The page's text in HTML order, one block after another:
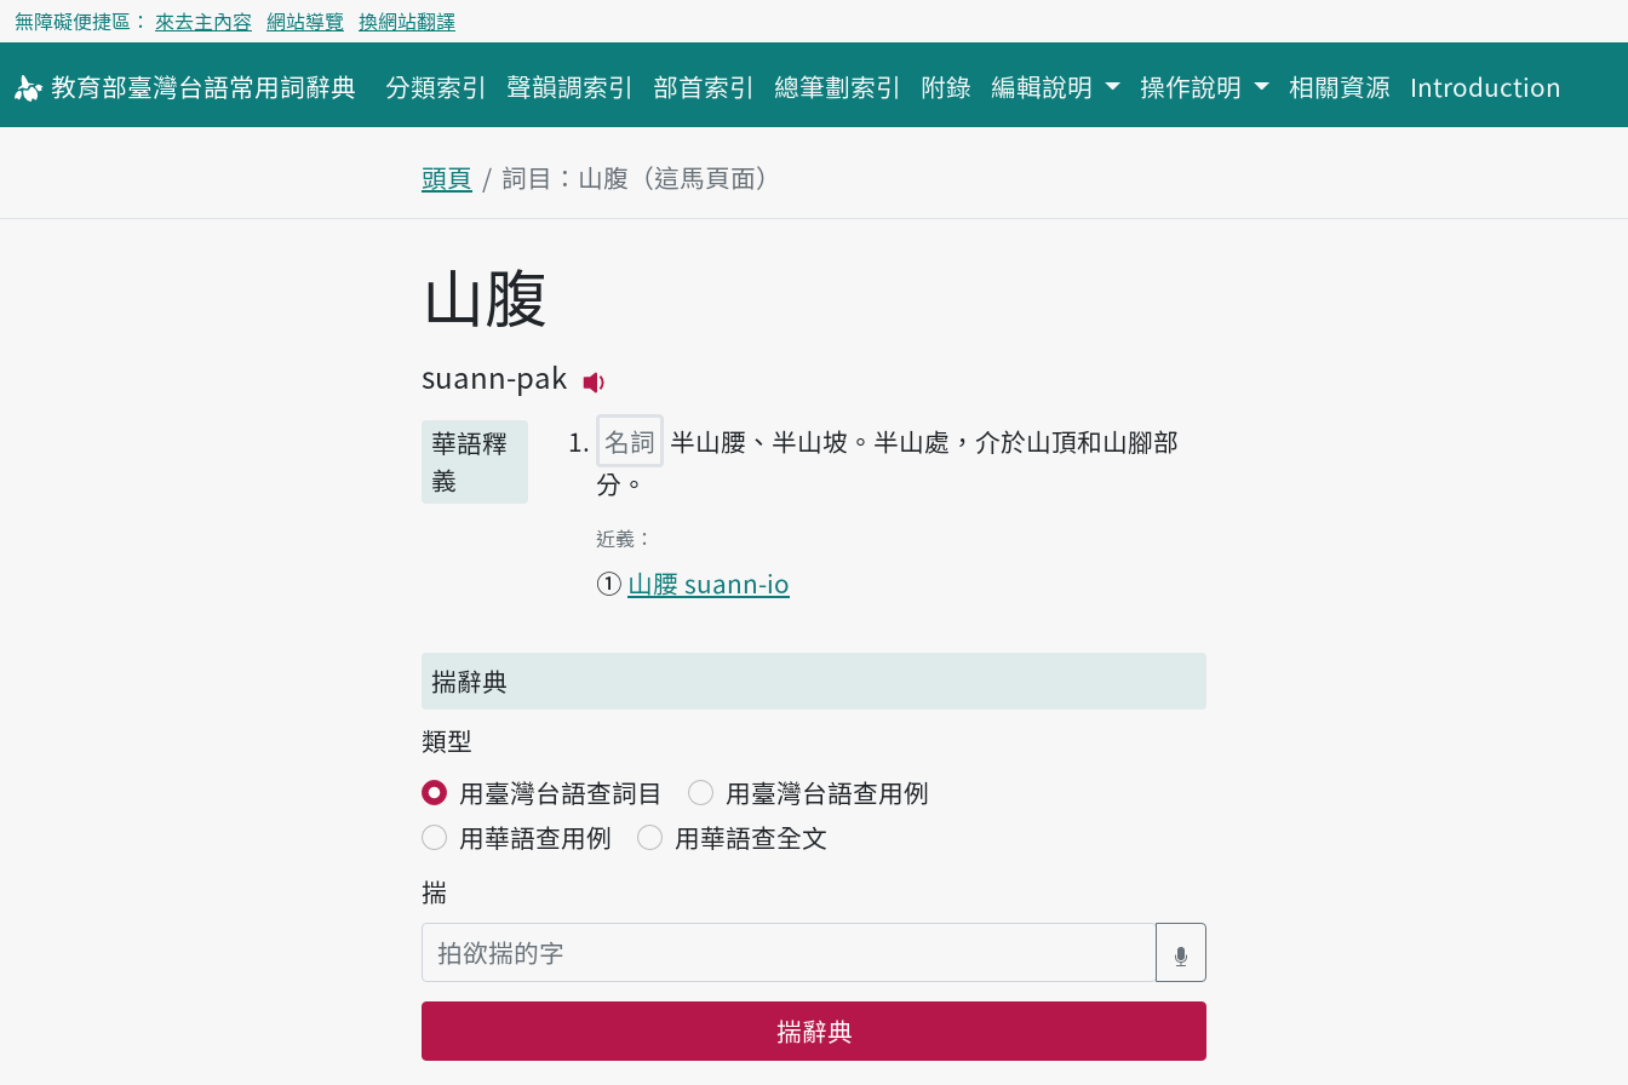
無障礙便捷區： 來去主內容 網站導覽 換網站翻譯
教育部臺灣台語常用詞辭典 分類索引 聲韻調索引 部首索引 總筆劃索引 附錄 編輯說明 操作說明 相關資源 Introduction
頭頁 詞目：山腹（這馬頁面）
主內容區
山腹
suann-pak
華語釋
義
名詞 半山腰、半山坡。半山處，介於山頂和山腳部
分。
第1項釋義的
近義：
① 山腰 suann-io
揣辭典
類型
用臺灣台語查詞目
用臺灣台語查用例
用華語查用例
用華語查全文
揣
揣辭典